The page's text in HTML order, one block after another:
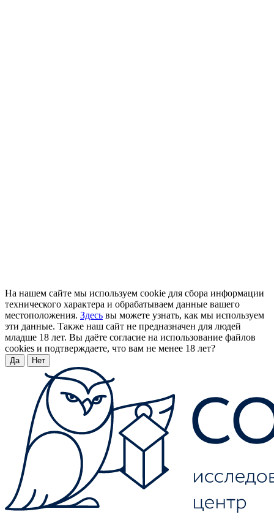
На нашем сайте мы используем cookie для сбора информации
технического характера и обрабатываем данные вашего
местоположения. Здесь вы можете узнать, как мы используем
эти данные. Также наш сайт не предназначен для людей
младше 18 лет. Вы даёте согласие на использование файлов
cookies и подтверждаете, что вам не менее 18 лет?
Да Нет